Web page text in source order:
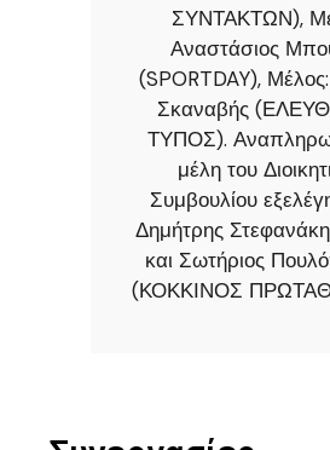
ΣΥΝΤΑΚΤΩΝ),
Αναστάσιος
(SPORTDAY),
Σκαναβής
ΤΥΠΟΣ).
μέλη του
Συμβουλίου
Δημήτρης
και Σωτήριος
(ΚΟΚΚΙΝΟΣ